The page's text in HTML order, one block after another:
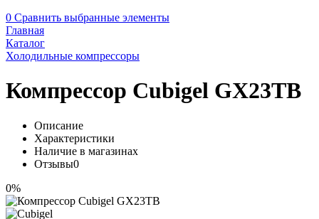
0 Сравнить выбранные элементы
Главная
Каталог
Холодильные компрессоры
Компрессор Cubigel GX23TB
Описание
Характеристики
Наличие в магазинах
Отзывы0
0%